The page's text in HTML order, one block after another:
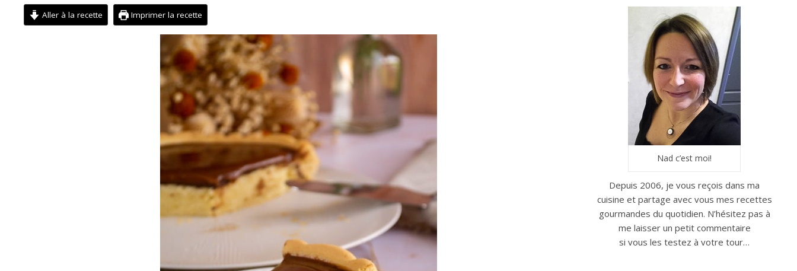
Aller à la recette Imprimer la recette
Nad c’est moi!
Depuis 2006, je vous reçois dans ma
cuisine et partage avec vous mes recettes
gourmandes du quotidien. N’hésitez pas à
me laisser un petit commentaire
si vous les testez à votre tour…